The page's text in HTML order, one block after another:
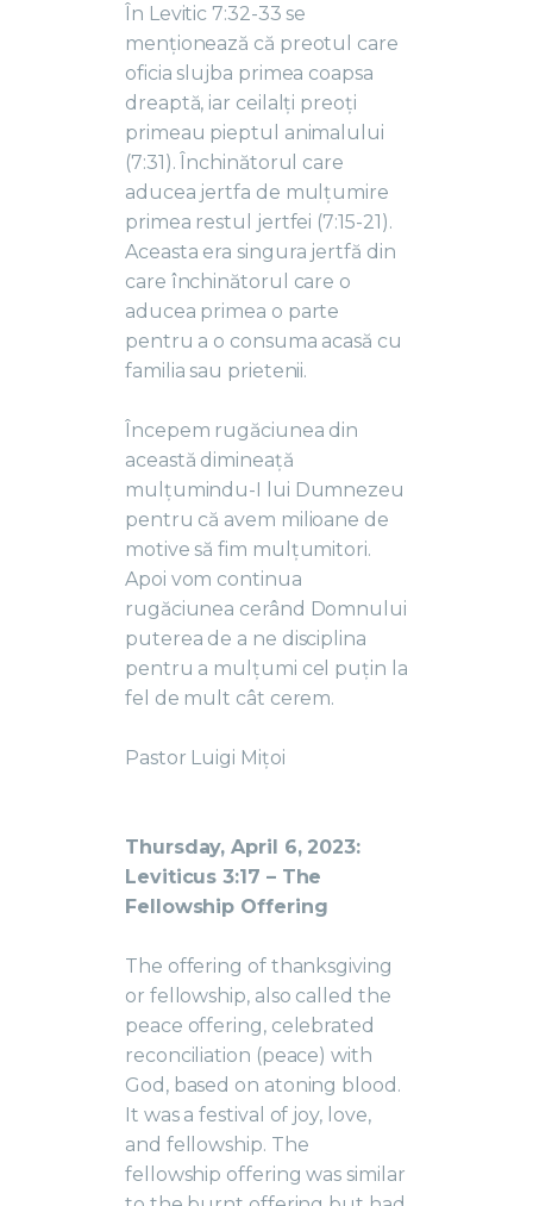
În Levitic 7:32-33 se
menționează că preotul care
oficia slujba primea coapsa
dreaptă, iar ceilalți preoți
primeau pieptul animalului
(7:31). Închinătorul care
aducea jertfa de mulțumire
primea restul jertfei (7:15-21).
Aceasta era singura jertfă din
care închinătorul care o
aducea primea o parte
pentru a o consuma acasă cu
familia sau prietenii.
Începem rugăciunea din
această dimineață
mulțumindu-I lui Dumnezeu
pentru că avem milioane de
motive să fim mulțumitori.
Apoi vom continua
rugăciunea cerând Domnului
puterea de a ne disciplina
pentru a mulțumi cel puțin la
fel de mult cât cerem.
Pastor Luigi Mițoi
Thursday, April 6, 2023:
Leviticus 3:17 – The
Fellowship Offering
The offering of thanksgiving
or fellowship, also called the
peace offering, celebrated
reconciliation (peace) with
God, based on atoning blood.
It was a festival of joy, love,
and fellowship. The
fellowship offering was similar